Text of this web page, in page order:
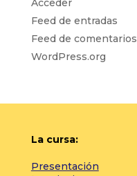
Acceder
Feed de entradas
Feed de comentarios
WordPress.org
La cursa:
Presentación